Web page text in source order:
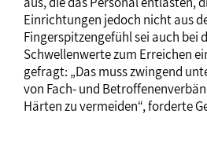
Einrichtungen jedoch nicht aus
Fingerspitzengefühl sei auch bei
Schwellenwerte zum Erreichen
gefragt: „Das muss zwingend
von Fach- und
Härten zu vermeiden“, forderte